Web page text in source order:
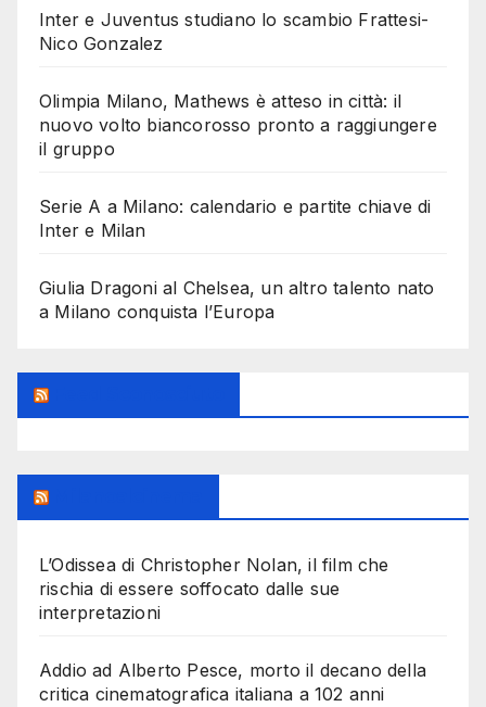
Inter e Juventus studiano lo scambio Frattesi-
Nico Gonzalez
Olimpia Milano, Mathews è atteso in città: il
nuovo volto biancorosso pronto a raggiungere
il gruppo
Serie A a Milano: calendario e partite chiave di
Inter e Milan
Giulia Dragoni al Chelsea, un altro talento nato
a Milano conquista l’Europa
L’Odissea di Christopher Nolan, il film che
rischia di essere soffocato dalle sue
interpretazioni
Addio ad Alberto Pesce, morto il decano della
critica cinematografica italiana a 102 anni